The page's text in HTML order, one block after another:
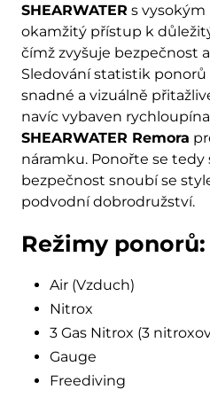
SHEARWATER s
okamžitý přístup k
čímž zvyšuje bezpečnost
Sledování statistik
snadné a vizuálně
navíc vybaven
SHEARWATER Remora
náramku. Ponořte se tedy
bezpečnost snoubí se
podvodní dobrodružství.
Režimy ponorů:
Air (Vzduch)
Nitrox
3 Gas Nitrox (3
Gauge
Freediving